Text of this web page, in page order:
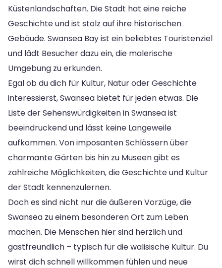
Küstenlandschaften. Die Stadt hat eine reiche
Geschichte und ist stolz auf ihre historischen
Gebäude. Swansea Bay ist ein beliebtes Touristenziel
und lädt Besucher dazu ein, die malerische
Umgebung zu erkunden.
Egal ob du dich für Kultur, Natur oder Geschichte
interessierst, Swansea bietet für jeden etwas. Die
Liste der Sehenswürdigkeiten in Swansea ist
beeindruckend und lässt keine Langeweile
aufkommen. Von imposanten Schlössern über
charmante Gärten bis hin zu Museen gibt es
zahlreiche Möglichkeiten, die Geschichte und Kultur
der Stadt kennenzulernen.
Doch es sind nicht nur die äußeren Vorzüge, die
Swansea zu einem besonderen Ort zum Leben
machen. Die Menschen hier sind herzlich und
gastfreundlich – typisch für die walisische Kultur. Du
wirst dich schnell willkommen fühlen und neue